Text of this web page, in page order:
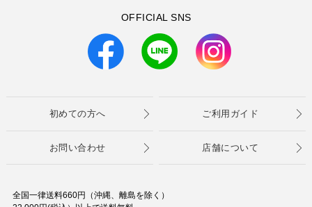
OFFICIAL SNS
初めての方へ ご利用ガイド
お問い合わせ 店舗について
全国一律送料660円（沖縄、離島を除く）